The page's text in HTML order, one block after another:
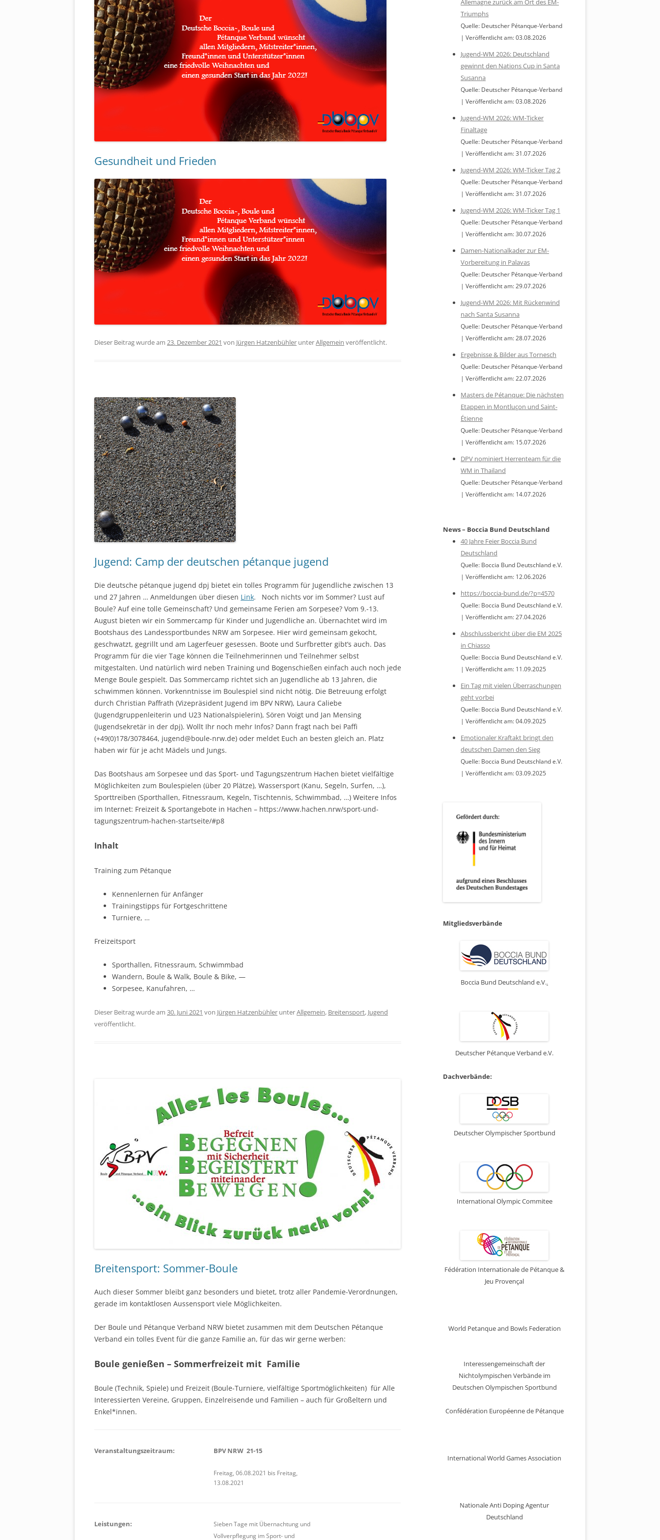
Gesundheit und Frieden
Dieser Beitrag wurde am 23. Dezember 2021 von Jürgen Hatzenbühler unterAllgemein veröffentlicht.
Jugend: Camp der deutschen pétanque jugend
Die deutsche pétanque jugend dpj bietet ein tolles Programm für Jugendliche zwischen 13
und 27 Jahren … Anmeldungen über diesen Link. Noch nichts vor im Sommer? Lust auf
Boule? Auf eine tolle Gemeinschaft? Und gemeinsame Ferien am Sorpesee? Vom 9.-13.
August bieten wir ein Sommercamp für Kinder und Jugendliche an. Übernachtet wird im
Bootshaus des Landessportbundes NRW am Sorpesee. Hier wird gemeinsam gekocht,
geschwatzt, gegrillt und am Lagerfeuer gesessen. Boote und Surfbretter gibt’s auch. Das
Programm für die vier Tage können die Teilnehmerinnen und Teilnehmer selbst
mitgestalten. Und natürlich wird neben Training und Bogenschießen einfach auch noch jede
Menge Boule gespielt. Das Sommercamp richtet sich an Jugendliche ab 13 Jahren, die
schwimmen können. Vorkenntnisse im Boulespiel sind nicht nötig. Die Betreuung erfolgt
durch Christian Paffrath (Vizepräsident Jugend im BPV NRW), Laura Caliebe
(Jugendgruppenleiterin und U23 Nationalspielerin), Sören Voigt und Jan Mensing
(Jugendsekretär in der dpj). Wollt Ihr noch mehr Infos? Dann fragt nach bei Paffi
(+49(0)178/3078464, jugend@boule-nrw.de) oder meldet Euch an besten gleich an. Platz
haben wir für je acht Mädels und Jungs.
Das Bootshaus am Sorpesee und das Sport- und Tagungszentrum Hachen bietet vielfältige
Möglichkeiten zum Boulespielen (über 20 Plätze), Wassersport (Kanu, Segeln, Surfen, …),
Sporttreiben (Sporthallen, Fitnessraum, Kegeln, Tischtennis, Schwimmbad, …) Weitere Infos
im Internet: Freizeit & Sportangebote in Hachen – https://www.hachen.nrw/sport-und-
tagungszentrum-hachen-startseite/#p8
Inhalt
Training zum Pétanque
Kennenlernen für Anfänger
Trainingstipps für Fortgeschrittene
Turniere, …
Freizeitsport
Sporthallen, Fitnessraum, Schwimmbad
Wandern, Boule & Walk, Boule & Bike, —
Sorpesee, Kanufahren, …
Dieser Beitrag wurde am 30. Juni 2021 von Jürgen Hatzenbühler unterAllgemein, Breitensport, Jugend
veröffentlicht.
Breitensport: Sommer-Boule
Auch dieser Sommer bleibt ganz besonders und bietet, trotz aller Pandemie-Verordnungen,
gerade im kontaktlosen Aussensport viele Möglichkeiten.
Der Boule und Pétanque Verband NRW bietet zusammen mit dem Deutschen Pétanque
Verband ein tolles Event für die ganze Familie an, für das wir gerne werben:
Boule genießen – Sommerfreizeit mit Familie
Boule (Technik, Spiele) und Freizeit (Boule-Turniere, vielfältige Sportmöglichkeiten) für Alle
Interessierten Vereine, Gruppen, Einzelreisende und Familien – auch für Großeltern und
Enkel*innen.
Veranstaltungszeitraum: BPV NRW 21-15
Freitag, 06.08.2021 bis Freitag,
13.08.2021
Leistungen:
Sieben Tage mit Übernachtung und
Vollverpflegung im Sport- und
Allemagne zurück am Ort des EM-
Triumphs
Quelle: Deutscher Pétanque-Verband
Veröffentlicht am: 03.08.2026
Jugend-WM 2026: Deutschland
gewinnt den Nations Cup in Santa
Susanna
Quelle: Deutscher Pétanque-Verband
Veröffentlicht am: 03.08.2026
Jugend-WM 2026: WM-Ticker
Finaltage
Quelle: Deutscher Pétanque-Verband
Veröffentlicht am: 31.07.2026
Jugend-WM 2026: WM-Ticker Tag 2
Quelle: Deutscher Pétanque-Verband
Veröffentlicht am: 31.07.2026
Jugend-WM 2026: WM-Ticker Tag 1
Quelle: Deutscher Pétanque-Verband
Veröffentlicht am: 30.07.2026
Damen-Nationalkader zur EM-
Vorbereitung in Palavas
Quelle: Deutscher Pétanque-Verband
Veröffentlicht am: 29.07.2026
Jugend-WM 2026: Mit Rückenwind
nach Santa Susanna
Quelle: Deutscher Pétanque-Verband
Veröffentlicht am: 28.07.2026
Ergebnisse & Bilder aus Tornesch
Quelle: Deutscher Pétanque-Verband
Veröffentlicht am: 22.07.2026
Masters de Pétanque: Die nächsten
Etappen in Montluçon und Saint-
Étienne
Quelle: Deutscher Pétanque-Verband
Veröffentlicht am: 15.07.2026
DPV nominiert Herrenteam für die
WM in Thailand
Quelle: Deutscher Pétanque-Verband
Veröffentlicht am: 14.07.2026
News – Boccia Bund Deutschland
40 Jahre Feier Boccia Bund
Deutschland
Quelle: Boccia Bund Deutschland e.V.
Veröffentlicht am: 12.06.2026
https://boccia-bund.de/?p=4570
Quelle: Boccia Bund Deutschland e.V.
Veröffentlicht am: 27.04.2026
Abschlussbericht über die EM 2025
in Chiasso
Quelle: Boccia Bund Deutschland e.V.
Veröffentlicht am: 11.09.2025
Ein Tag mit vielen Überraschungen
geht vorbei
Quelle: Boccia Bund Deutschland e.V.
Veröffentlicht am: 04.09.2025
Emotionaler Kraftakt bringt den
deutschen Damen den Sieg
Quelle: Boccia Bund Deutschland e.V.
Veröffentlicht am: 03.09.2025
Mitgliedsverbände
Boccia Bund Deutschland e.V..
Deutscher Pétanque Verband e.V.
Dachverbände:
Deutscher Olympischer Sportbund
International Olympic Commitee
Fédération Internationale de Pétanque &
Jeu Provençal
World Petanque and Bowls Federation
Interessengemeinschaft der
Nichtolympischen Verbände im
Deutschen Olympischen Sportbund
Confédération Européenne de Pétanque
International World Games Association
Nationale Anti Doping Agentur
Deutschland